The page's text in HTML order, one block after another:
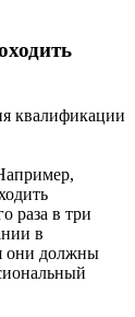
квалификации
раза в три
в
они должны